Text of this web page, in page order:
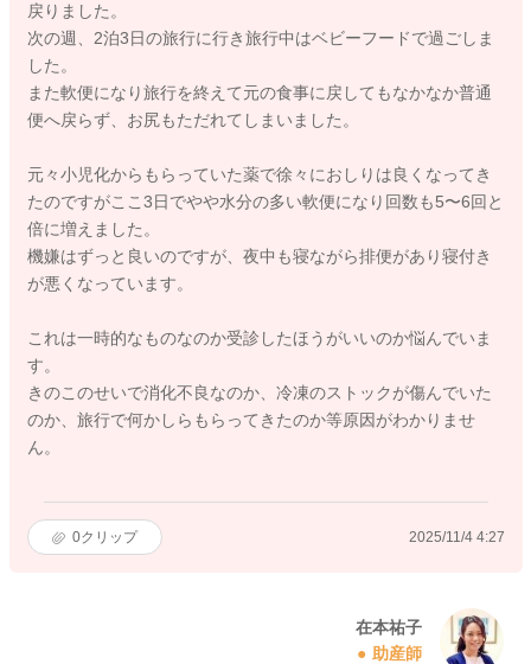
戻りました。
次の週、2泊3日の旅行に行き旅行中はベビーフードで過ごしま
した。
また軟便になり旅行を終えて元の食事に戻してもなかなか普通
便へ戻らず、お尻もただれてしまいました。
元々小児化からもらっていた薬で徐々におしりは良くなってき
たのですがここ3日でやや水分の多い軟便になり回数も5〜6回と
倍に増えました。
機嫌はずっと良いのですが、夜中も寝ながら排便があり寝付き
が悪くなっています。
これは一時的なものなのか受診したほうがいいのか悩んでいま
す。
きのこのせいで消化不良なのか、冷凍のストックが傷んでいた
のか、旅行で何かしらもらってきたのか等原因がわかりませ
ん。
0クリップ 2025/11/4 4:27
在本祐子
助産師